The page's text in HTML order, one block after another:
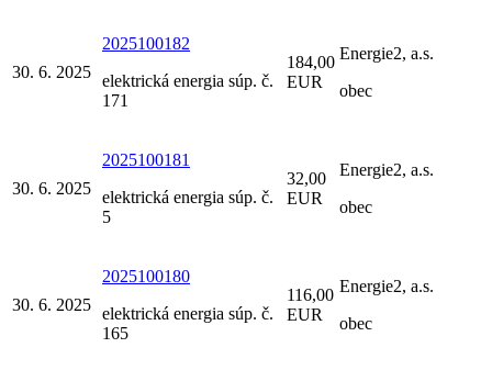
30. 6. 2025
2025100182
elektrická energia súp. č.
171
184,00
EUR
Energie2, a.s.
obec
30. 6. 2025
2025100181
elektrická energia súp. č.
5
32,00
EUR
Energie2, a.s.
obec
30. 6. 2025
2025100180
elektrická energia súp. č.
165
116,00
EUR
Energie2, a.s.
obec